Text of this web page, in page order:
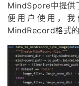
MindSpore中提供
便用户使用，
MindRecord格式